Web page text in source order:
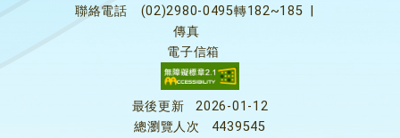
聯絡電話
(02)2980-0495轉182~185
傳真
電子信箱
最後更新
2026-01-12
總瀏覽人次
4439545